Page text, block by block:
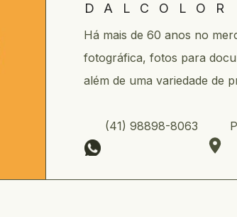
DALCOLOR
Há mais de 60 anos no
fotográfica, fotos para
além de uma variedade de
(41) 98898-8063